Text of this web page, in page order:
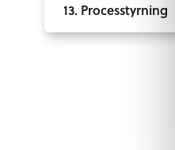
13. Processtyrning